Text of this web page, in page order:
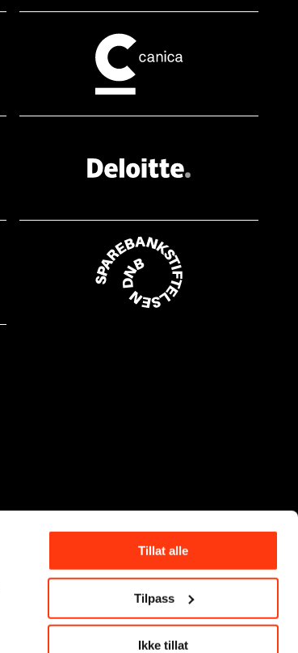
Tillat alle
Tilpass
Ikke tillat